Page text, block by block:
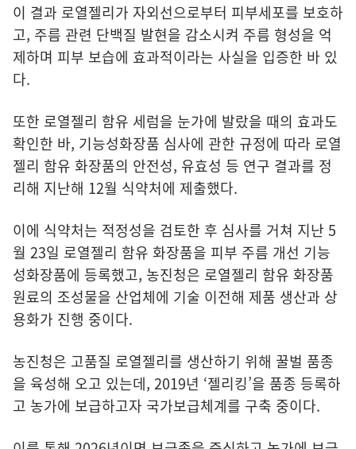
이 결과 로열젤리가 자외선으로부터 피부세포를 보호하
고, 주름 관련 단백질 발현을 감소시켜 주름 형성을 억
제하며 피부 보습에 효과적이라는 사실을 입증한 바 있
다.
또한 로열젤리 함유 세럼을 눈가에 발랐을 때의 효과도
확인한 바, 기능성화장품 심사에 관한 규정에 따라 로열
젤리 함유 화장품의 안전성, 유효성 등 연구 결과를 정
리해 지난해 12월 식약처에 제출했다.
이에 식약처는 적정성을 검토한 후 심사를 거쳐 지난 5
월 23일 로열젤리 함유 화장품을 피부 주름 개선 기능
성화장품에 등록했고, 농진청은 로열젤리 함유 화장품
원료의 조성물을 산업체에 기술 이전해 제품 생산과 상
용화가 진행 중이다.
농진청은 고품질 로열젤리를 생산하기 위해 꿀벌 품종
을 육성해 오고 있는데, 2019년 ‘젤리킹’을 품종 등록하
고 농가에 보급하고자 국가보급체계를 구축 중이다.